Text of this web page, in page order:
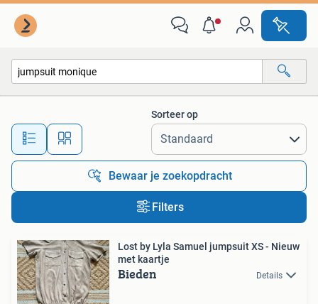
Alle afstanden…
Sorteer op
Bewaar je zoekopdracht
Filters
Lost by Lyla Samuel jumpsuit XS - Nieuw
met kaartje
Bieden Details